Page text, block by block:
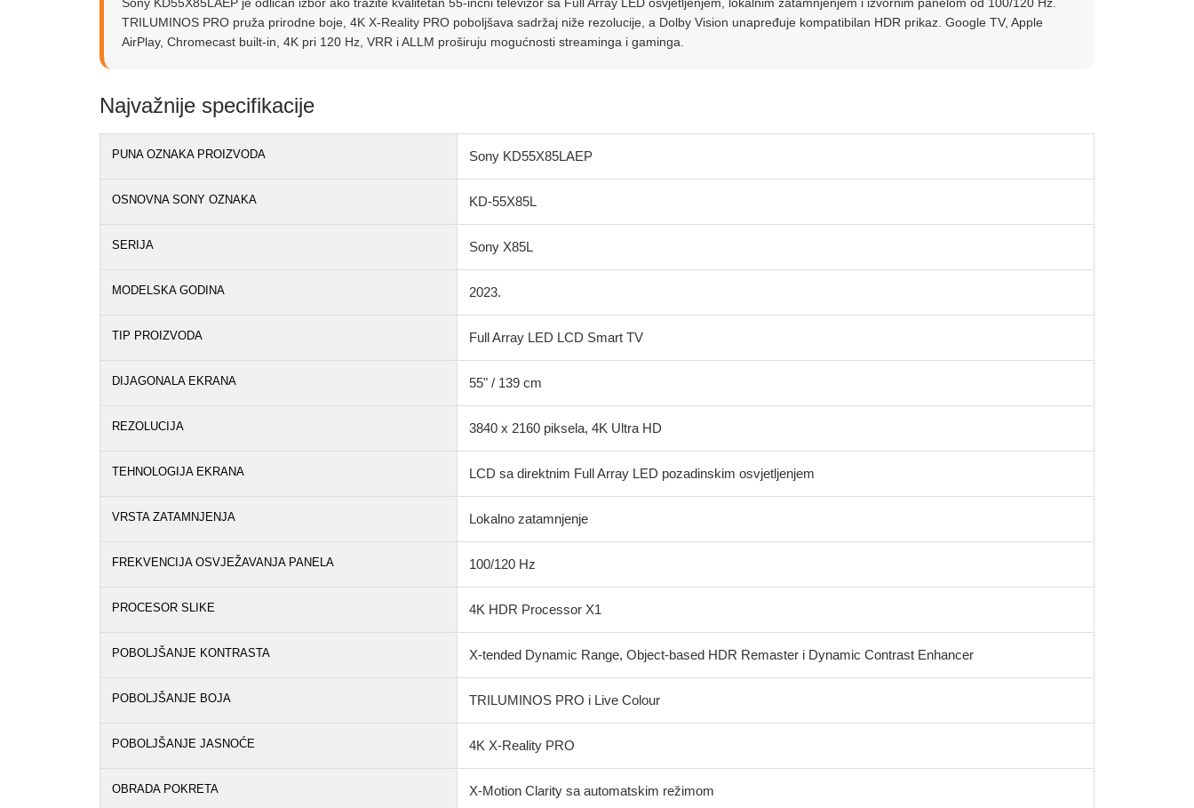
TRILUMINOS PRO pruža prirodne boje, 4K X-Reality PRO poboljšava sadržaj niže rezolucije, a Dolby Vision unapređuje kompatibilan HDR prikaz. Google TV, Apple
AirPlay, Chromecast built-in, 4K pri 120 Hz, VRR i ALLM proširuju mogućnosti streaminga i gaminga.
Najvažnije specifikacije
PUNA OZNAKA PROIZVODA Sony KD55X85LAEP
OSNOVNA SONY OZNAKA KD-55X85L
SERIJA Sony X85L
MODELSKA GODINA 2023.
TIP PROIZVODA Full Array LED LCD Smart TV
DIJAGONALA EKRANA 55" / 139 cm
REZOLUCIJA 3840 x 2160 piksela, 4K Ultra HD
TEHNOLOGIJA EKRANA LCD sa direktnim Full Array LED pozadinskim osvjetljenjem
VRSTA ZATAMNJENJA Lokalno zatamnjenje
FREKVENCIJA OSVJEŽAVANJA PANELA 100/120 Hz
PROCESOR SLIKE 4K HDR Processor X1
POBOLJŠANJE KONTRASTA X-tended Dynamic Range, Object-based HDR Remaster i Dynamic Contrast Enhancer
POBOLJŠANJE BOJA TRILUMINOS PRO i Live Colour
POBOLJŠANJE JASNOĆE 4K X-Reality PRO
OBRADA POKRETA X-Motion Clarity sa automatskim režimom